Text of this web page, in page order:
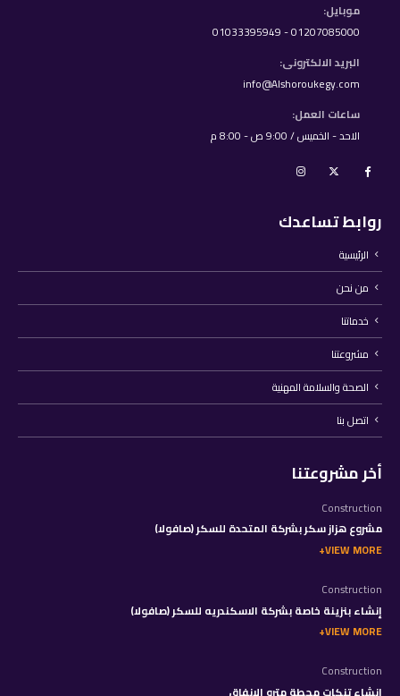
موبايل:
01207085000 - 01033395949
البريد الالكترونى:
info@Alshoroukegy.com
ساعات العمل:
الاحد - الخميس / 9:00 ص - 8:00 م
روابط تساعدك
الرئيسية
من نحن
خدماتنا
مشروعتنا
الصحة والسلامة المهنية
اتصل بنا
أخر مشروعتنا
Construction
مشروع هزاز سكر بشركة المتحدة للسكر (صافولا)
VIEW MORE
Construction
إنشاء بنزينة خاصة بشركة الاسكندريه للسكر (صافولا)
VIEW MORE
Construction